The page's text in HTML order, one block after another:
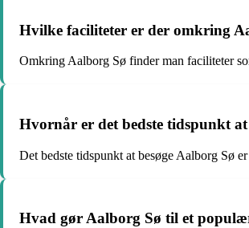
Hvilke faciliteter er der omkring
Omkring Aalborg Sø finder man faciliteter
Hvornår er det bedste tidspunkt at
Det bedste tidspunkt at besøge Aalborg Sø
Hvad gør Aalborg Sø til et